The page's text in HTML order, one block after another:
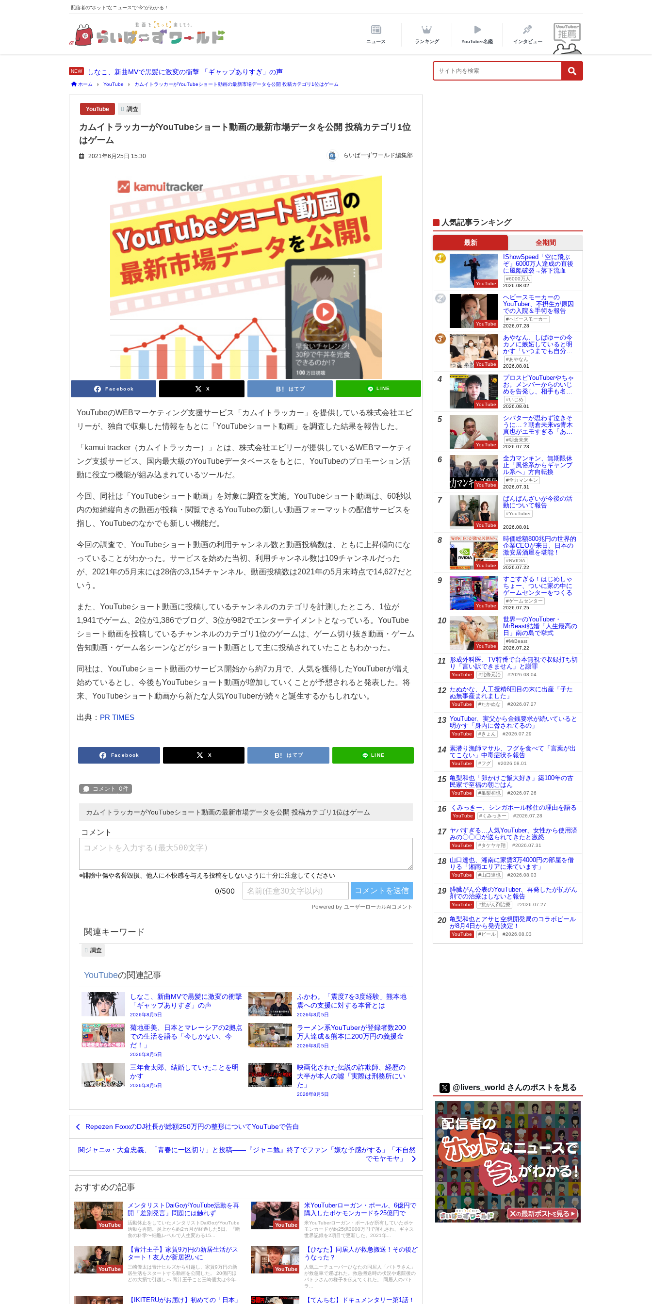
配信者の“ホット”なニュースで“今”がわかる！
ニュース ランキング YouTuber名鑑 インタビュー
しなこ、新曲MVで黒髪に激変の衝撃 「ギャップありすぎ」の声
ホーム YouTube カムイトラッカーがYouTubeショート動画の最新市場データを公開 投稿カテゴリ1位はゲーム
YouTube 調査
カムイトラッカーがYouTubeショート動画の最新市場データを公開 投稿カテゴリ1位
はゲーム
2021年6月25日 15:30 らいばーずワールド編集部
Facebook X はてブ LINE
YouTubeのWEBマーケティング支援サービス「カムイトラッカー」を提供している株式会社エビ
リーが、独自で収集した情報をもとに「YouTubeショート動画」を調査した結果を報告した。
「kamui tracker（カムイトラッカー）」とは、株式会社エビリーが提供しているWEBマーケティ
ング支援サービス。国内最大級のYouTubeデータベースをもとに、YouTubeのプロモーション活
動に役立つ機能が組み込まれているツールだ。
今回、同社は「YouTubeショート動画」を対象に調査を実施。YouTubeショート動画は、60秒以
内の短編縦向きの動画が投稿・閲覧できるYouTubeの新しい動画フォーマットの配信サービスを
指し、YouTubeのなかでも新しい機能だ。
今回の調査で、YouTubeショート動画の利用チャンネル数と動画投稿数は、ともに上昇傾向にな
っていることがわかった。サービスを始めた当初、利用チャンネル数は109チャンネルだった
が、2021年の5月末には28倍の3,154チャンネル、動画投稿数は2021年の5月末時点で14,627だと
いう。
また、YouTubeショート動画に投稿しているチャンネルのカテゴリを計測したところ、1位が
1,941でゲーム、2位が1,386でブログ、3位が982でエンターテイメントとなっている。YouTube
ショート動画を投稿しているチャンネルのカテゴリ1位のゲームは、ゲーム切り抜き動画・ゲーム
告知動画・ゲーム名シーンなどがショート動画として主に投稿されていたこともわかった。
同社は、YouTubeショート動画のサービス開始から約7カ月で、人気を獲得したYouTuberが増え
始めているとし、今後もYouTubeショート動画が増加していくことが予想されると発表した。将
来、YouTubeショート動画から新たな人気YouTuberが続々と誕生するかもしれない。
出典： PR TIMES
Facebook X はてブ LINE
カムイトラッカーがYouTubeショート動画の最新市場データを公開 投稿カテゴリ1位はゲーム
関連キーワード
調査
YouTubeの関連記事
しなこ、新曲MVで黒髪に激変の衝撃
「ギャップありすぎ」の声
2026年8月5日
ふかわ。「震度7を3度経験」熊本地
震への支援に対する本音とは
2026年8月5日
菊地亜美、日本とマレーシアの2拠点
での生活を語る「今しかない、今
だ！」
2026年8月5日
ラーメン系YouTuberが登録者数200
万人達成＆熊本に200万円の義援金
2026年8月5日
三年食太郎、結婚していたことを明
かす
2026年8月5日
映画化された伝説の詐欺師、経歴の
大半が本人の噓「実際は刑務所にい
た」
2026年8月5日
Repezen FoxxのDJ社長が総額250万円の整形についてYouTubeで告白
関ジャニ∞・大倉忠義、「青春に一区切り」と投稿――『ジャニ勉』終了でファン「嫌な予感がする」「不自然
でモヤモヤ」
おすすめの記事
YouTube
メンタリストDaiGoがYouTube活動を再
開「差別発言」問題には触れず
活動休止をしていたメンタリストDaiGoがYouTube
活動を再開。炎上から約2カ月が経過した5日、『断
食の科学〜細胞レベルで人生変わる15...
YouTube
米YouTuberローガン・ポール、6億円で
購入したポケモンカードを25億円で売
却！
米YouTuberローガン・ポールが所有していたポケ
モンカードが約25億3000万円で落札され、ギネス
世界記録を2項目で更新した。2021年...
YouTube
【青汁王子】家賃9万円の新居生活がス
タート！友人が新居祝いに
三崎優太は青汁ヒルズから引越し、家賃9万円の新
居生活をスタートする動画を公開した。 20億円ほ
どの大損で引越しへ 青汁王子こと三崎優太は今年...
YouTube
【ひなた】同居人が救急搬送！その後ど
うなった？
人気ユーチューバーひなたの同居人「パトラさん」
が救急車で運ばれた。救急搬送時の状況や退院後の
パトラさんの様子を伝えてくれた。 同居人のパト
ラ...
【IKITERUがお届け】初めての「日本」 【てんちむ】ドキュメンタリー第1話！
人気記事ランキング
最新 全期間
1
YouTube
IShowSpeed「空に飛ぶ
ぞ」6000万人達成の直後
に風船破裂→落下流血
6000万人
2026.08.02
2
YouTube
ヘビースモーカーの
YouTuber、不摂生が原因
での入院＆手術を報告
ヘビースモーカー
2026.07.28
3
YouTube
あやなん、しばゆーの今
カノに嫉妬していると明
かす「いつまでも自分の
ものみたいに…」
あやなん
2026.08.01
4
YouTube
プロスピYouTuberやちゃ
お。メンバーからのいじ
めを告発し、相手も名指
しで批判
いじめ
2026.08.01
5
YouTube
シバターが思わず泣きそ
うに…？朝倉未来vs青木
真也がエモすぎる「あの
時の桜庭和志は今の青木
真也」
朝倉未来
2026.07.23
6
YouTube
全力マンキン、無期限休
止「風俗系からギャンブ
ル系へ」方向転換
全力マンキン
2026.07.31
7
YouTube
ばんばんざいが今後の活
動について報告
YouTuber
2026.08.01
8
YouTube
時価総額800兆円の世界的
企業CEOが来日、日本の
激安居酒屋を堪能！
NVIDIA
2026.07.22
9
YouTube
すごすぎる！はじめしゃ
ちょー、ついに家の中に
ゲームセンターをつくる
ゲームセンター
2026.07.25
10
YouTube
世界一のYouTuber・
MrBeast結婚「人生最高の
日」南の島で挙式
MrBeast
2026.07.22
11
形成外科医、TV特番で台本無視で収録打ち切
り「言い訳できません」と謝罪
YouTube 北條元治 2026.08.04
12 たぬかな、人工授精6回目の末に出産「子た
ぬ無事産まれました」
YouTube たかぬな 2026.07.27
13 YouTuber、実父から金銭要求が続いていると
明かす「身内に脅されてるの」
YouTube きょん 2026.07.29
14 素潜り漁師マサル、フグを食べて「言葉が出
てこない」中毒症状を報告
YouTube フグ 2026.08.01
15 亀梨和也「卵かけご飯大好き」築100年の古
民家で至福の朝ごはん
YouTube 亀梨和也 2026.07.26
16 くみっきー、シンガポール移住の理由を語る
YouTube くみっきー 2026.07.28
17 ヤバすぎる…人気YouTuber、女性から使用済
みの〇〇〇が送られてきたと激怒
YouTube タケヤキ翔 2026.07.31
18 山口達也、湘南に家賃3万4000円の部屋を借
りる「湘南エリアに来ています」
YouTube 山口達也 2026.08.03
19 膵臓がん公表のYouTuber、再発したが抗がん
剤での治療はしないと報告
YouTube 抗がん剤治療 2026.07.27
20 亀梨和也とアサヒ空想開発局のコラボビール
が8月4日から発売決定！
YouTube ビール 2026.08.03
@livers_world さんのポストを見る